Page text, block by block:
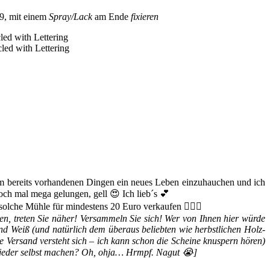
mit einem Spray/Lackam Ende fixieren
vorhandenen Dingen ein neues Leben einzuhauchen und ich
mal mega gelungen, gell 😍 Ich lieb´s 💕
Mühle für mindestens 20 Euro verkaufen 🤷🏻‍♀️
Sie näher! Versammeln Sie sich! Wer von Ihnen hier würde
Weiß (und natürlich dem überaus beliebten wie herbstlichen Holz-
versteht sich – ich kann schon die Scheine knuspern hören)
jeder selbst machen? Oh, ohja… Hrmpf. Nagut 😭]